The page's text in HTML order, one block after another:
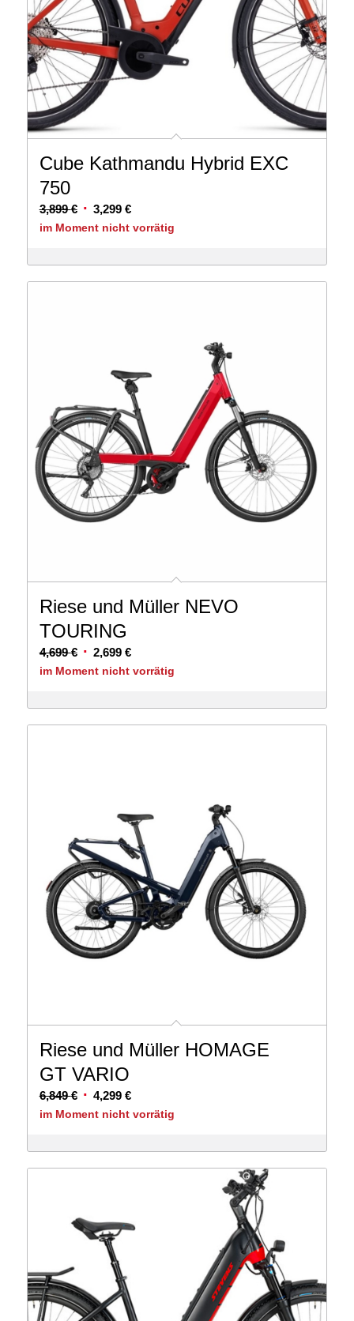
Cube Kathmandu Hybrid EXC
750
3,899€ Ursprünglicher
Preis
3,899 €
3,299 €Aktueller
Preis
3,299 €.
im Moment nicht vorrätig
Riese und Müller NEVO
TOURING
4,699€ Ursprünglicher
Preis
4,699 €
2,699 €Aktueller
Preis
2,699 €.
im Moment nicht vorrätig
Riese und Müller HOMAGE
GT VARIO
6,849€ Ursprünglicher
Preis
6,849 €
4,299 €Aktueller
Preis
4,299 €.
im Moment nicht vorrätig